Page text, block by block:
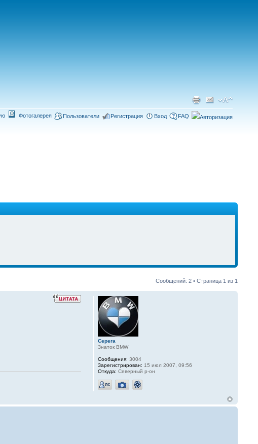
Фотогалерея Пользователи Регистрация Вход FAQ
Сообщений: 2 • Страница 1 из 1
Серега
Знаток BMW
Сообщения: 3004
Зарегистрирован: 15 июл 2007, 09:56
Откуда: Северный р-он